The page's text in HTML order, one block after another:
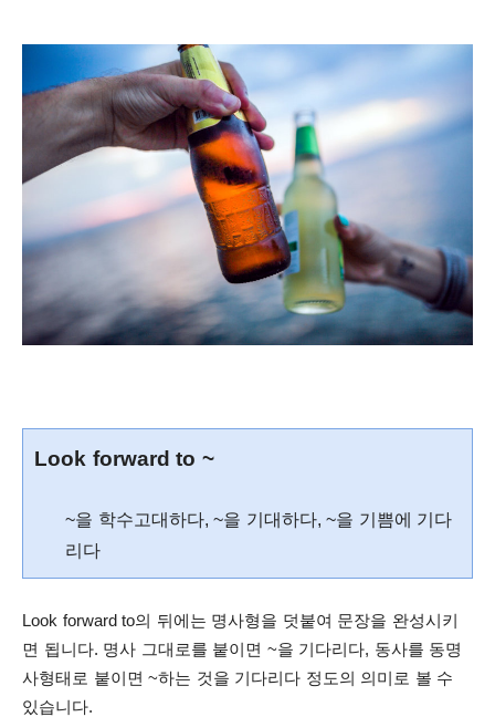
Look forward to ~
~을 학수고대하다, ~을 기대하다, ~을 기쁨에 기다
리다
Look forward to의 뒤에는 명사형을 덧붙여 문장을 완성시키
면 됩니다. 명사 그대로를 붙이면 ~을 기다리다, 동사를 동명
사형태로 붙이면 ~하는 것을 기다리다 정도의 의미로 볼 수
있습니다.